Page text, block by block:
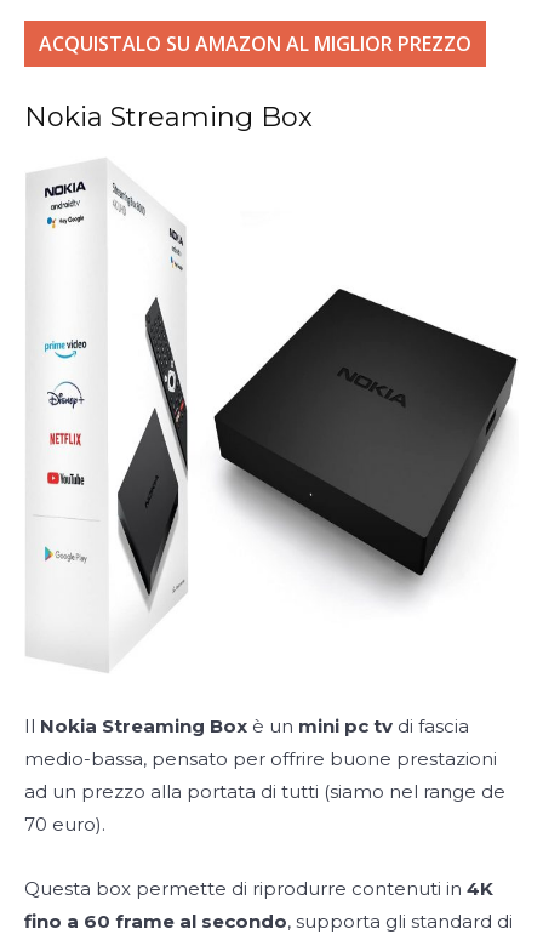
ACQUISTALO SU AMAZON AL MIGLIOR PREZZO
Nokia Streaming Box
Il Nokia Streaming Box è un mini pc tv di fascia
medio-bassa, pensato per offrire buone prestazioni
ad un prezzo alla portata di tutti (siamo nel range de
70 euro).
Questa box permette di riprodurre contenuti in 4K
fino a 60 frame al secondo, supporta gli standard di